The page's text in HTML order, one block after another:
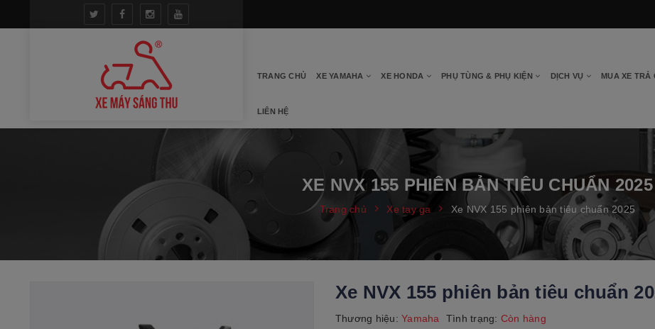
TRANG CHỦ XE YAMAHA XE HONDA PHỤ TÙNG & PHỤ KIỆN DỊCH VỤ MUA XE TRẢ
LIÊN HỆ
XE NVX 155 PHIÊN BẢN TIÊU CHUẨN 2025
Trang chủ Xe tay ga Xe NVX 155 phiên bản tiêu chuẩn 2025
Xe NVX 155 phiên bản tiêu chuẩn
Thương hiệu: Yamaha Tình trạng: Còn hàng